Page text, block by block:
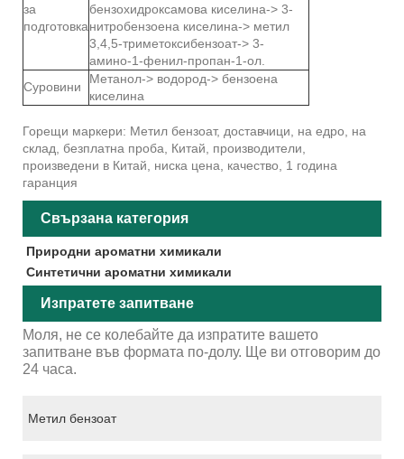
за
подготовка
бензохидроксамова киселина-> 3-
нитробензоена киселина-> метил
3,4,5-триметоксибензоат-> 3-
амино-1-фенил-пропан-1-ол.
Суровини
Метанол-> водород-> бензоена
киселина
Горещи маркери: Метил бензоат, доставчици, на едро, на
склад, безплатна проба, Китай, производители,
произведени в Китай, ниска цена, качество, 1 година
гаранция
Свързана категория
Природни ароматни химикали
Синтетични ароматни химикали
Изпратете запитване
Моля, не се колебайте да изпратите вашето
запитване във формата по-долу. Ще ви отговорим до
24 часа.